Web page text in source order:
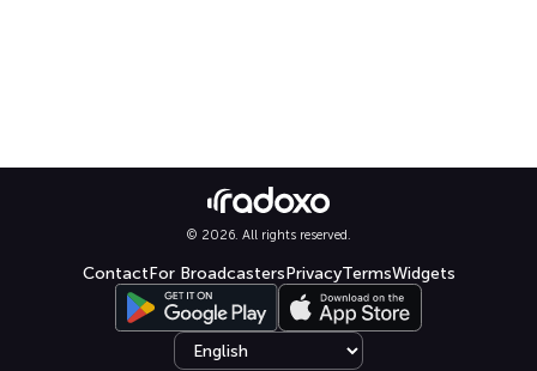
© 2026. All rights reserved.
ContactFor BroadcastersPrivacyTermsWidgets
Select language